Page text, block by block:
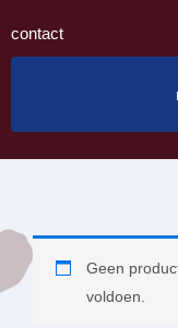
contact
Geen
voldoen.